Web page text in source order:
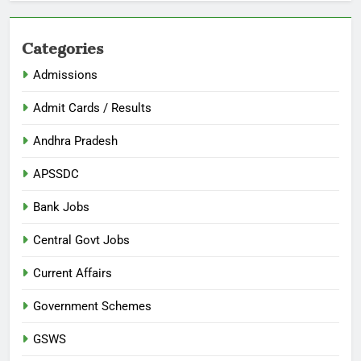
Categories
Admissions
Admit Cards / Results
Andhra Pradesh
APSSDC
Bank Jobs
Central Govt Jobs
Current Affairs
Government Schemes
GSWS